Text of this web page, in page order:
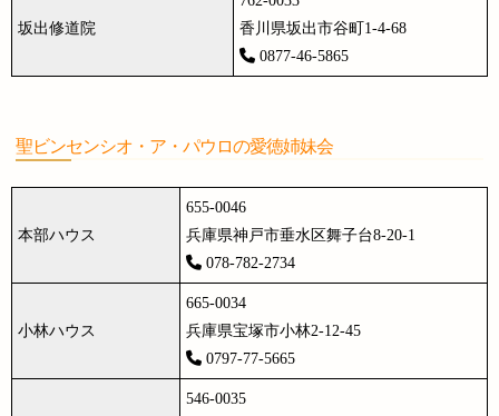
坂出修道院
香川県坂出市谷町1-4-68
0877-46-5865
聖ビンセンシオ・ア・パウロの愛徳姉妹会
本部ハウス
655-0046
兵庫県神戸市垂水区舞子台8-20-1
078-782-2734
小林ハウス
665-0034
兵庫県宝塚市小林2-12-45
0797-77-5665
546-0035